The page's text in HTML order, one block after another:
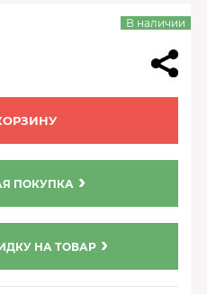
В наличии
ПОКУПКА
НА ТОВАР